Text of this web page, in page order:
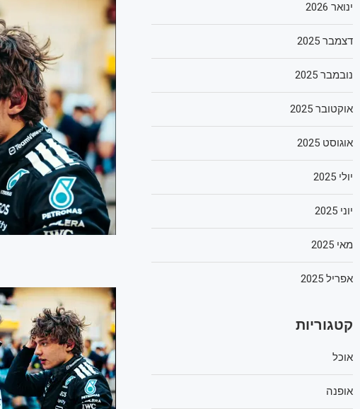
ינואר 2026
דצמבר 2025
נובמבר 2025
אוקטובר 2025
אוגוסט 2025
יולי 2025
יוני 2025
מאי 2025
אפריל 2025
קטגוריות
אוכל
אופנה